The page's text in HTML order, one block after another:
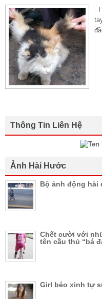
Thông Tin Liên Hệ
Ảnh Hài Hước
Bộ ảnh động hài
Chết cười với
tên cầu thủ “bá
Girl béo xinh tự